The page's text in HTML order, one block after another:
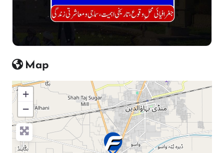
Map
+
−
Press Enter key to search